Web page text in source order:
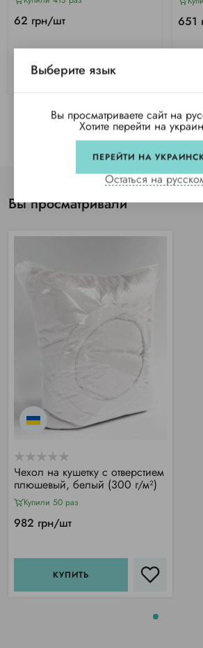
62 грн/шт
КУПИТЬ
651
Вы просматривали
Чехол на кушетку с отверстием
плюшевый, белый (300 г/м²)
Купили 50 раз
982 грн/шт
КУПИТЬ
Выберите язык
Вы просматриваете сайт на
Хотите перейти на
ПЕРЕЙТИ НА
Остаться на